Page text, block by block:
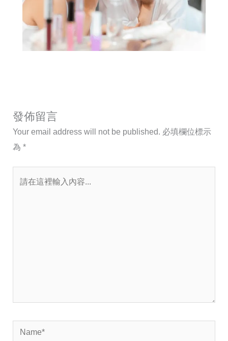
發佈留言
Your email address will not be published. 必填欄位標示
為*
Name*